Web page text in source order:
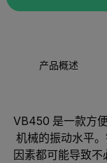
产品概述
VB450 是一款方
机械的振动水平
因素都可能导致